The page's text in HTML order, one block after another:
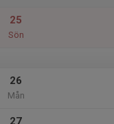
25
Sön
26
Mån
27